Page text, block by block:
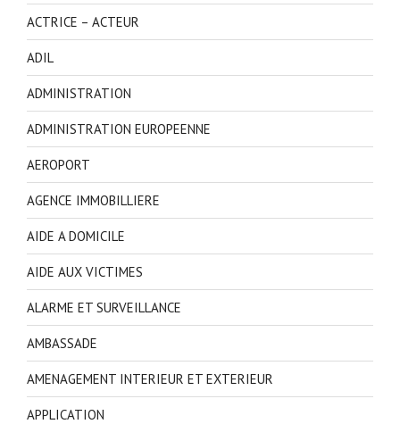
ACTRICE – ACTEUR
ADIL
ADMINISTRATION
ADMINISTRATION EUROPEENNE
AEROPORT
AGENCE IMMOBILLIERE
AIDE A DOMICILE
AIDE AUX VICTIMES
ALARME ET SURVEILLANCE
AMBASSADE
AMENAGEMENT INTERIEUR ET EXTERIEUR
APPLICATION